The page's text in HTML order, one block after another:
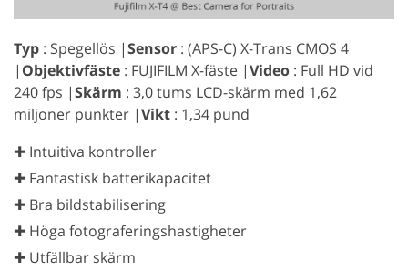
Typ : Spegellös |Sensor : (APS-C) X-Trans CMOS 4
| Objektivfäste : FUJIFILM X-fäste |Video : Full HD vid
240 fps |Skärm : 3,0 tums LCD-skärm med 1,62
miljoner punkter |Vikt : 1,34 pund
✚ Intuitiva kontroller
✚ Fantastisk batterikapacitet
✚ Bra bildstabilisering
✚ Höga fotograferingshastigheter
✚ Utfällbar skärm